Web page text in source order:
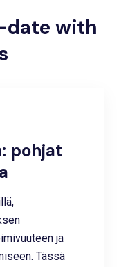
date with
pohjat
ja
Tässä